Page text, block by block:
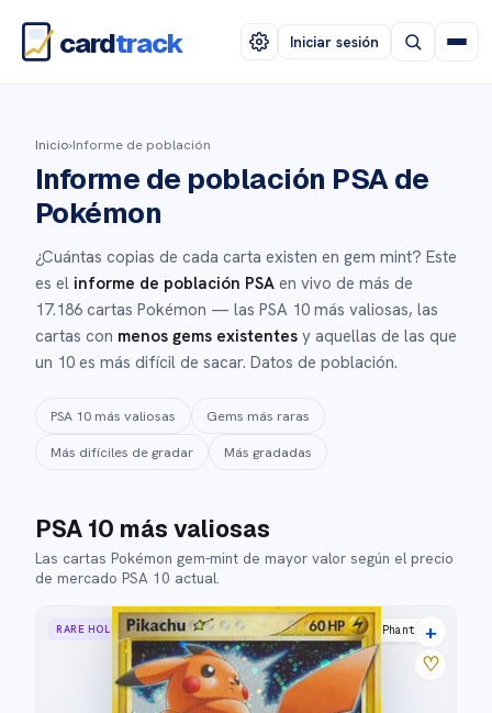
cardtrack Iniciar sesión
Inicio›Informe de población
Informe de población PSA de
Pokémon
¿Cuántas copias de cada carta existen en gem mint? Este
es el informe de población PSA en vivo de más de
17.186 cartas Pokémon — las PSA 10 más valiosas, las
cartas con menos gems existentes y aquellas de las que
un 10 es más difícil de sacar. Datos de población.
PSA 10 más valiosas
Gems más raras
Más difíciles de gradar
Más gradadas
PSA 10 más valiosas
Las cartas Pokémon gem-mint de mayor valor según el precio
de mercado PSA 10 actual.
RARE HOLO STAR Holon Phantoms
+
♡